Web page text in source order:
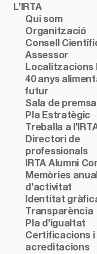
L’IRTA
Qui som
Organització
Consell
Assessor
Localitzacions
40 anys
futur
Sala de premsa
Pla Estratègic
Treballa a
Directori de
professionals
IRTA Alumni
Memòries
d’activitat
Identitat
Transparència
Pla d’igualtat
Certificacions i
acreditacions